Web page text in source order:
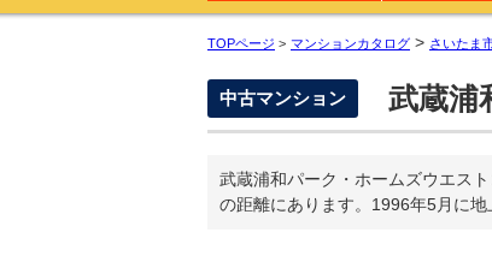
TOPページ > マンションカタログ > さいたま
中古マンション 武蔵浦
武蔵浦和パーク・ホームズウエス
の距離にあります。1996年5月に